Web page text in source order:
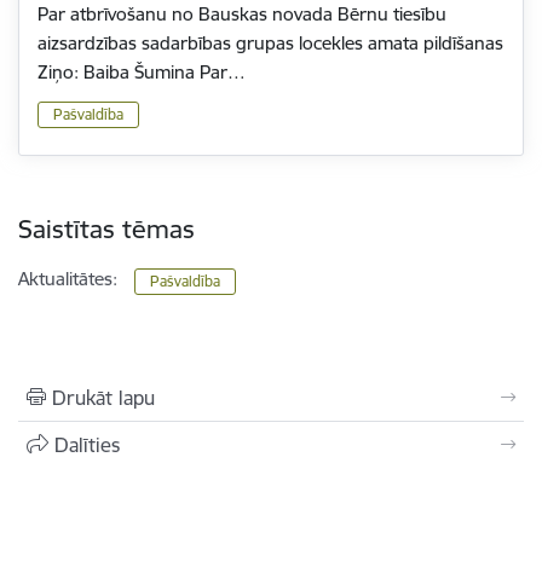
Par atbrīvošanu no Bauskas novada Bērnu tiesību
aizsardzības sadarbības grupas locekles amata pildīšanas
Ziņo: Baiba Šumina Par…
Pašvaldība
Saistītas tēmas
Aktualitātes: Pašvaldība
Drukāt lapu
Dalīties